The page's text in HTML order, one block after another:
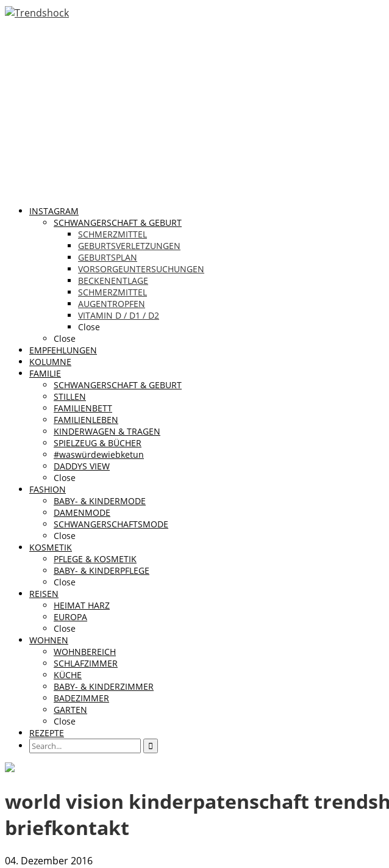
INSTAGRAM
SCHWANGERSCHAFT & GEBURT
SCHMERZMITTEL
GEBURTSVERLETZUNGEN
GEBURTSPLAN
VORSORGEUNTERSUCHUNGEN
BECKENENTLAGE
SCHMERZMITTEL
AUGENTROPFEN
VITAMIN D / D1 / D2
Close
Close
EMPFEHLUNGEN
KOLUMNE
FAMILIE
SCHWANGERSCHAFT & GEBURT
STILLEN
FAMILIENBETT
FAMILIENLEBEN
KINDERWAGEN & TRAGEN
SPIELZEUG & BÜCHER
#waswürdewiebketun
DADDYS VIEW
Close
FASHION
BABY- & KINDERMODE
DAMENMODE
SCHWANGERSCHAFTSMODE
Close
KOSMETIK
PFLEGE & KOSMETIK
BABY- & KINDERPFLEGE
Close
REISEN
HEIMAT HARZ
EUROPA
Close
WOHNEN
WOHNBEREICH
SCHLAFZIMMER
KÜCHE
BABY- & KINDERZIMMER
BADEZIMMER
GARTEN
Close
REZEPTE
world vision kinderpatenschaft
briefkontakt
04. Dezember 2016